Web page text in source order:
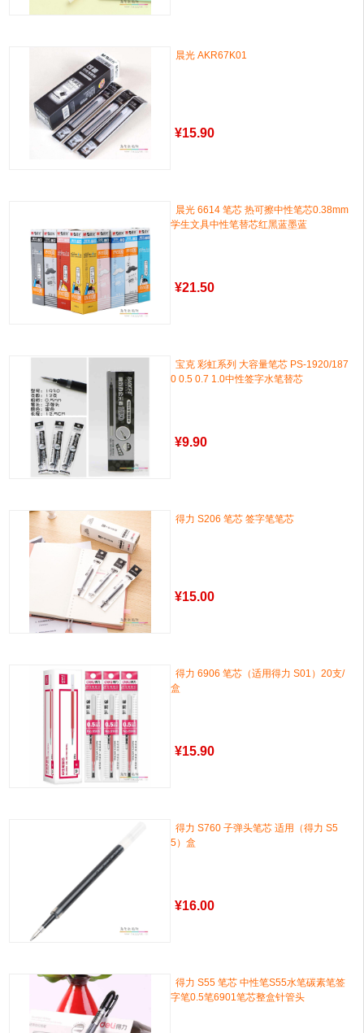
晨光 AKR67K01
¥15.90
晨光 6614 笔芯 热可擦中性笔芯0.38mm
学生文具中性笔替芯红黑蓝墨蓝
¥21.50
宝克 彩虹系列 大容量笔芯 PS-1920/187
0 0.5 0.7 1.0中性签字水笔替芯
¥9.90
得力 S206 笔芯 签字笔笔芯
¥15.00
得力 6906 笔芯（适用得力 S01）20支/
盒
¥15.90
得力 S760 子弹头笔芯 适用（得力 S5
5）盒
¥16.00
得力 S55 笔芯 中性笔S55水笔碳素笔签
字笔0.5笔6901笔芯整盒针管头